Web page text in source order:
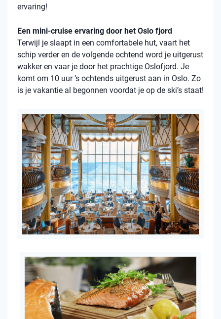
ervaring!
Een mini-cruise ervaring door het Oslo fjord
Terwijl je slaapt in een comfortabele hut, vaart het
schip verder en de volgende ochtend word je uitgerust
wakker en vaar je door het prachtige Oslofjord. Je
komt om 10 uur ’s ochtends uitgerust aan in Oslo. Zo
is je vakantie al begonnen voordat je op de ski’s staat!